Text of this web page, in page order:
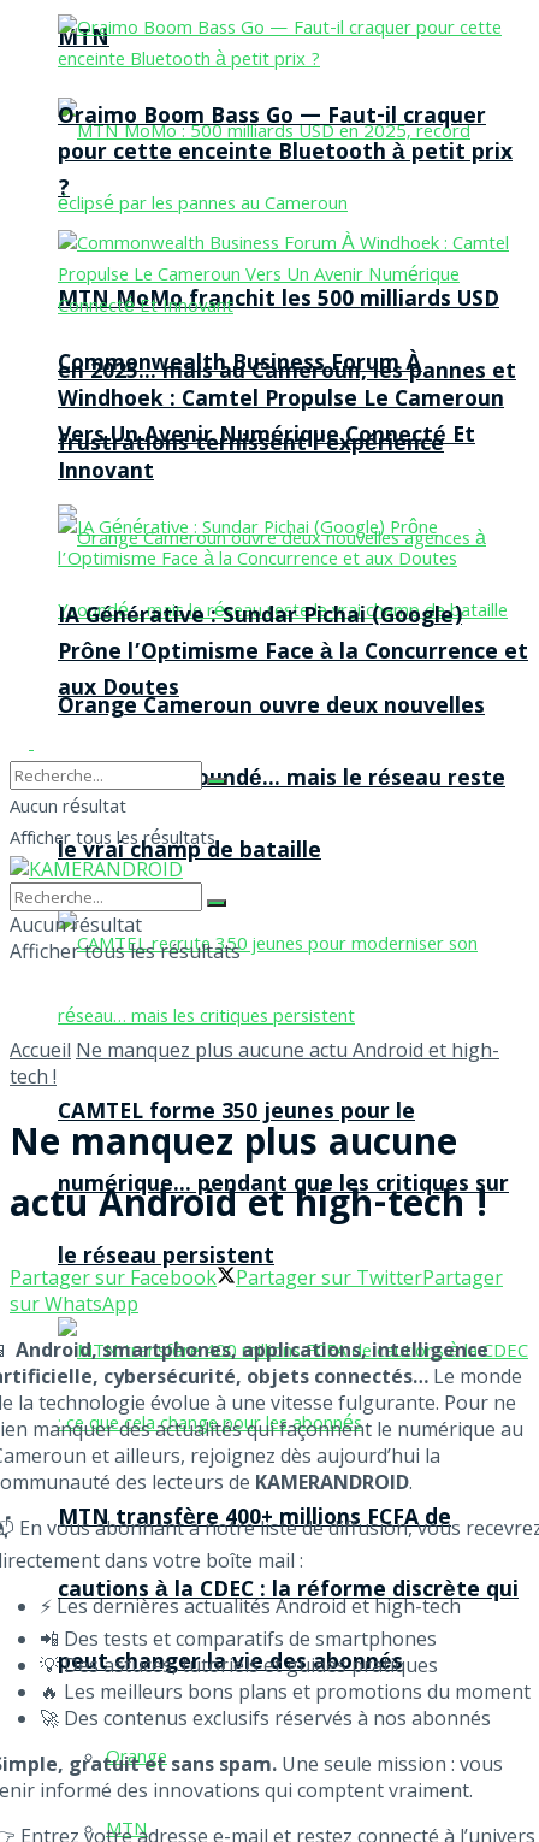
MTN
MTN MoMo franchit les 500 milliards USD
en 2025… mais au Cameroun, les pannes et
frustrations ternissent l’expérience
Orange Cameroun ouvre deux nouvelles
agences à Yaoundé… mais le réseau reste
le vrai champ de bataille
CAMTEL forme 350 jeunes pour le
numérique… pendant que les critiques sur
le réseau persistent
MTN transfère 400+ millions FCFA de
cautions à la CDEC : la réforme discrète qui
peut changer la vie des abonnés
Orange
MTN
Oraimo Boom Bass Go — Faut-il craquer
pour cette enceinte Bluetooth à petit prix
?
Commonwealth Business Forum À
Windhoek : Camtel Propulse Le Cameroun
Vers Un Avenir Numérique Connecté Et
Innovant
IA Générative : Sundar Pichai (Google)
Prône l’Optimisme Face à la Concurrence et
aux Doutes
Aucun résultat
Afficher tous les résultats
Aucun résultat
Afficher tous les résultats
Accueil Ne manquez plus aucune actu Android et high-
tech !
Ne manquez plus aucune
actu Android et high-tech !
Partager sur Facebook Partager sur TwitterPartager
sur WhatsApp
Android, smartphones, applications, intelligence
cybersécurité, objets connectés… Le monde
la technologie évolue à une vitesse fulgurante. Pour ne
manquer des actualités qui façonnent le numérique au
et ailleurs, rejoignez dès aujourd’hui la
des lecteurs de KAMERANDROID.
En vous abonnant à notre liste de diffusion, vous
dans votre boîte mail :
⚡ Les dernières actualités Android et high-tech
📲 Des tests et comparatifs de smartphones
💡 Des astuces, tutoriels et guides pratiques
🔥 Les meilleurs bons plans et promotions du moment
🚀 Des contenus exclusifs réservés à nos abonnés
gratuit et sans spam. Une seule mission : vous
informé des innovations qui comptent vraiment.
Entrez votre adresse e-mail et restez connecté à l’univers